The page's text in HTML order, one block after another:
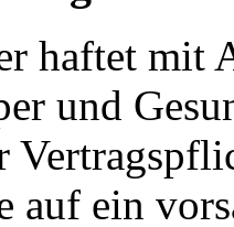
haftet mit
und
auf ein